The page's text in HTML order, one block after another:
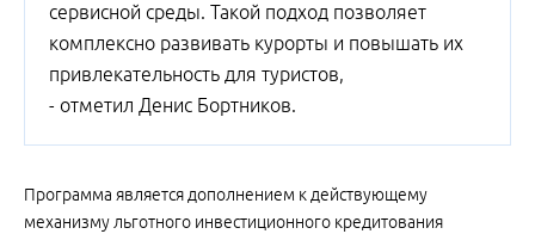
сервисной среды. Такой подход позволяет
комплексно развивать курорты и повышать их
привлекательность для туристов,
- отметил Денис Бортников.
Программа является дополнением к действующему
механизму льготного инвестиционного кредитования